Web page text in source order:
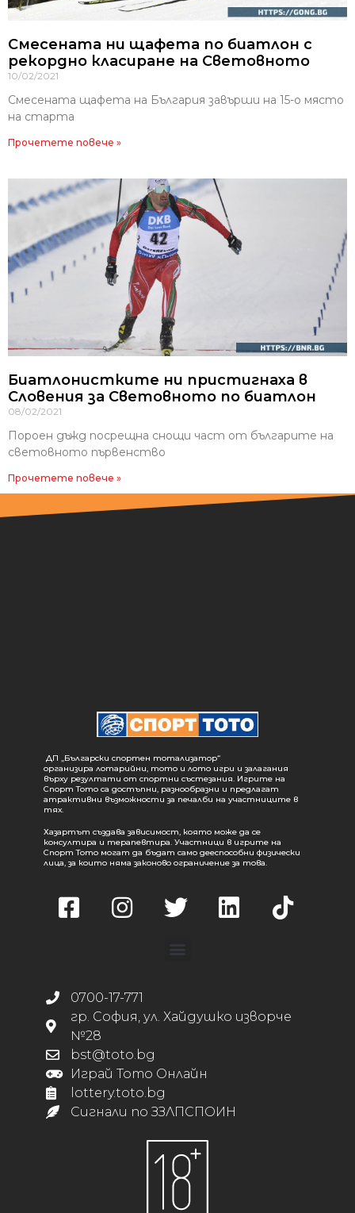
Смесената ни щафета по биатлон с
рекордно класиране на Световното
10/02/2021
Смесената щафета на България завърши на 15-о място
на старта
Прочетете повече »
Биатлонистките ни пристигнаха в
Словения за Световното по биатлон
08/02/2021
Пороен дъжд посрещна снощи част от българите на
световното първенство
Прочетете повече »
ДП „Български спортен тотализатор“
организира лотарийни, тото и лото игри и залагания
върху резултати от спортни състезания. Игрите на
Спорт Тото са достъпни, разнообразни и предлагат
атрактивни възможности за печалби на участниците в
тях.
Хазартът създава зависимост, която може да се
консултира и терапевтира. Участници в игрите на
Спорт Тото могат да бъдат само дееспособни физически
лица, за които няма законово ограничение за това.
0700-17-771
гр. София, ул. Хайдушко изворче
№28
bst@toto.bg
Играй Тото Онлайн
lottery.toto.bg
Сигнали по ЗЗЛПСПОИН